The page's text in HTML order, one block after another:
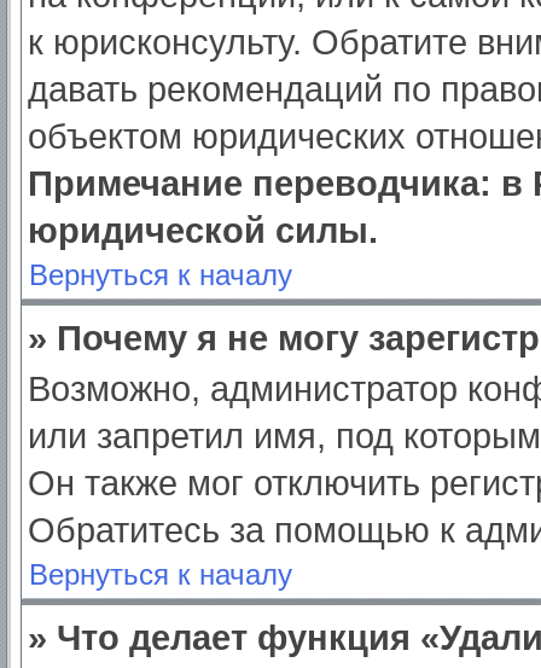
к юрисконсульту. Обратите
давать рекомендаций по
объектом юридических
Примечание переводчика: в
юридической силы.
Вернуться к началу
» Почему я не могу
Возможно, администратор
или запретил имя, под
Он также мог отключить
Обратитесь за помощью к
Вернуться к началу
» Что делает функция